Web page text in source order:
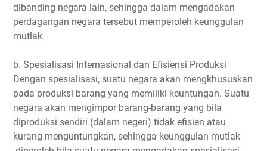
dibanding negara lain, sehingga dalam mengadakan
perdagangan negara tersebut memperoleh keunggulan
mutlak.
b. Spesialisasi Internasional dan Efisiensi Produksi
Dengan spesialisasi, suatu negara akan mengkhususkan
pada produksi barang yang memiliki keuntungan. Suatu
negara akan mengimpor barang-barang yang bila
diproduksi sendiri (dalam negeri) tidak efisien atau
kurang menguntungkan, sehingga keunggulan mutlak